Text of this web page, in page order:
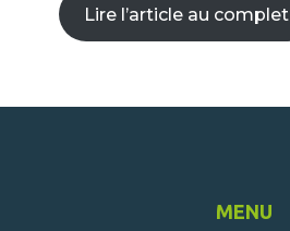
Lire l’article au complet
MENU